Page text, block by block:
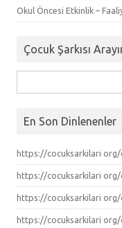
Okul Öncesi Etkinlik –
Çocuk Şarkısı
En Son Dinlenenler
https://cocuksarkilari
https://cocuksarkilari
https://cocuksarkilari
https://cocuksarkilari org/